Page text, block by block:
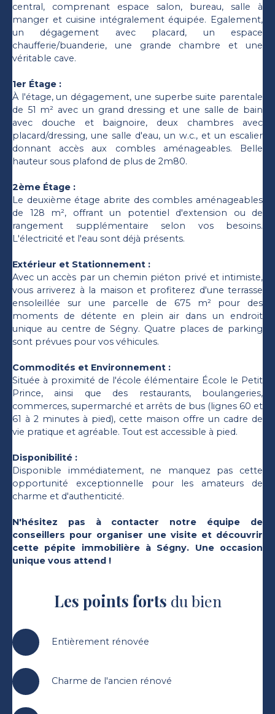
central, comprenant espace salon, bureau, salle à
manger et cuisine intégralement équipée. Egalement,
un dégagement avec placard, un espace
chaufferie/buanderie, une grande chambre et une
véritable cave.
1er Étage :
À l'étage, un dégagement, une superbe suite parentale
de 51 m² avec un grand dressing et une salle de bain
avec douche et baignoire, deux chambres avec
placard/dressing, une salle d'eau, un w.c., et un escalier
donnant accès aux combles aménageables. Belle
hauteur sous plafond de plus de 2m80.
2ème Étage :
Le deuxième étage abrite des combles aménageables
de 128 m², offrant un potentiel d'extension ou de
rangement supplémentaire selon vos besoins.
L'électricité et l'eau sont déjà présents.
Extérieur et Stationnement :
Avec un accès par un chemin piéton privé et intimiste,
vous arriverez à la maison et profiterez d'une terrasse
ensoleillée sur une parcelle de 675 m² pour des
moments de détente en plein air dans un endroit
unique au centre de Ségny. Quatre places de parking
sont prévues pour vos véhicules.
Commodités et Environnement :
Située à proximité de l'école élémentaire École le Petit
Prince, ainsi que des restaurants, boulangeries,
commerces, supermarché et arrêts de bus (lignes 60 et
61 à 2 minutes à pied), cette maison offre un cadre de
vie pratique et agréable. Tout est accessible à pied.
Disponibilité :
Disponible immédiatement, ne manquez pas cette
opportunité exceptionnelle pour les amateurs de
charme et d'authenticité.
N'hésitez pas à contacter notre équipe de
conseillers pour organiser une visite et découvrir
cette pépite immobilière à Ségny. Une occasion
unique vous attend !
Les points forts du bien
Entièrement rénovée
Charme de l'ancien rénové